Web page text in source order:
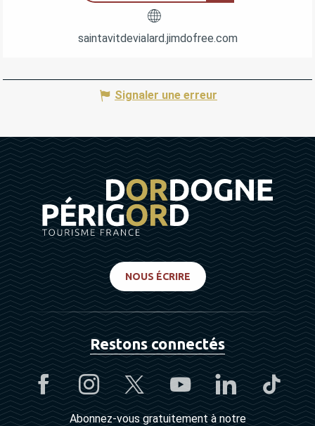
saintavitdevialard.jimdofree.com
Signaler une erreur
NOUS ÉCRIRE
Restons connectés
Abonnez-vous gratuitement à notre